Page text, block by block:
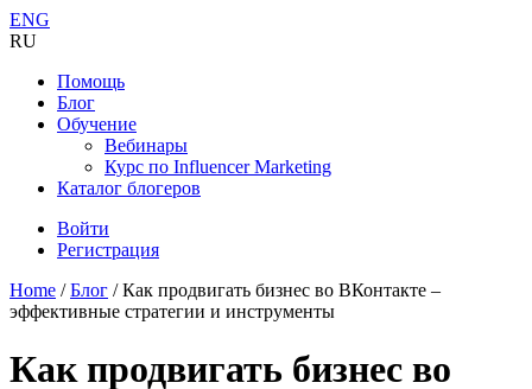
ENG
RU
Помощь
Блог
Обучение
Вебинары
Курс по Influencer Marketing
Каталог блогеров
Войти
Регистрация
Home /Блог /Как продвигать бизнес во ВКонтакте –
эффективные стратегии и инструменты
Как продвигать бизнес во